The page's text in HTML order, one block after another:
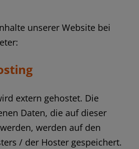
unserer Website bei
extern gehostet. Die
Daten, die auf dieser
werden auf den
/ der Hoster gespeichert.